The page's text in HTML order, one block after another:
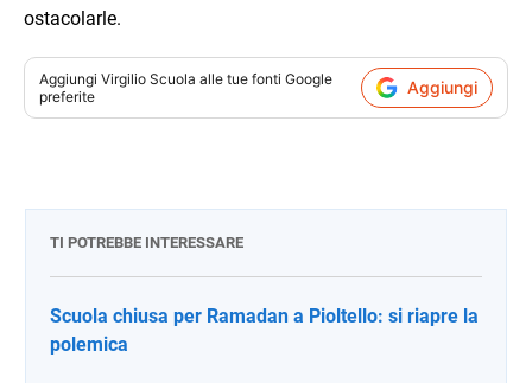
ostacolarle.
Aggiungi Virgilio Scuola alle tue fonti Google
preferite
Aggiungi
TI POTREBBE INTERESSARE
Scuola chiusa per Ramadan a Pioltello: si riapre la
polemica